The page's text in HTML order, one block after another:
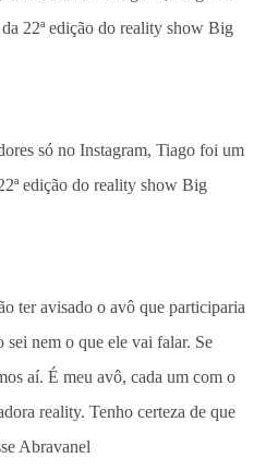
só no Instagram, Tiago foi um
edição do reality show Big